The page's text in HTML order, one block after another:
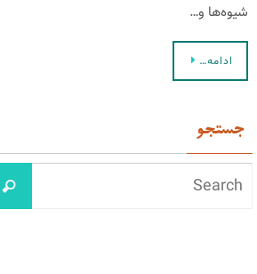
شیوه‌ها و…
ادامه…
جستجو